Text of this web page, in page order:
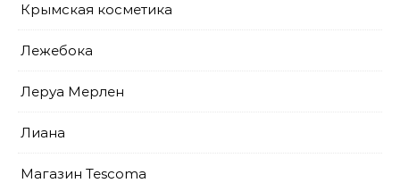
Крымская косметика
Лежебока
Леруа Мерлен
Лиана
Магазин Tescoma